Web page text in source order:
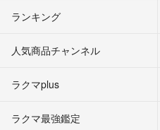
ランキング
人気商品チャンネル
ラクマplus
ラクマ最強鑑定